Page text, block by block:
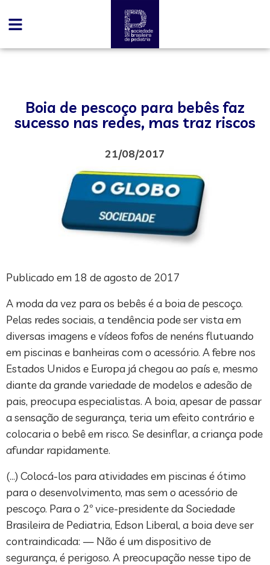
Boia de pescoço para bebês faz
sucesso nas redes, mas traz riscos
21/08/2017
Publicado em 18 de agosto de 2017
A moda da vez para os bebês é a boia de pescoço.
Pelas redes sociais, a tendência pode ser vista em
diversas imagens e vídeos fofos de nenéns flutuando
em piscinas e banheiras com o acessório. A febre nos
Estados Unidos e Europa já chegou ao país e, mesmo
diante da grande variedade de modelos e adesão de
pais, preocupa especialistas. A boia, apesar de passar
a sensação de segurança, teria um efeito contrário e
colocaria o bebê em risco. Se desinflar, a criança pode
afundar rapidamente.
(…) Colocá-los para atividades em piscinas é ótimo
para o desenvolvimento, mas sem o acessório de
pescoço. Para o 2º vice-presidente da Sociedade
Brasileira de Pediatria, Edson Liberal, a boia deve ser
contraindicada: — Não é um dispositivo de
segurança, é perigoso. A preocupação nesse tipo de